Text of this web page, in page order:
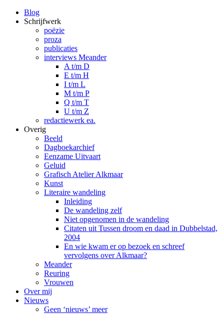
Blog
Schrijfwerk
poëzie
proza
publicaties
interviews Meander
A t/m D
E t/m H
I t/m L
M t/m P
Q t/m T
U t/m Z
redactiewerk ea.
Overig
Beeld
Dagboekarchief
Eenzame Uitvaart
Geluid
Grafisch Atelier Alkmaar
Kunst
Literaire wandeling
Inleiding
De wandeling zelf
Niet opgenomen in de wandeling
Citaten uit Tussen droom en daad in Dubbelstad,
2004
En wie kwam er op bezoek en schreef
vervolgens over Alkmaar?
Meander
Reuring
Vrouwen
Over mij
Nieuws
Geen ‘nieuws’ meer